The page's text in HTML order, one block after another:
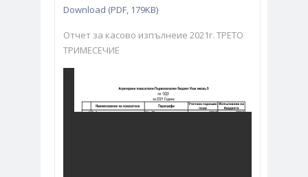
Download (PDF, 179KB)
Отчет за касово изпълнеие 2021г. ТРЕТО
ТРИМЕСЕЧИЕ